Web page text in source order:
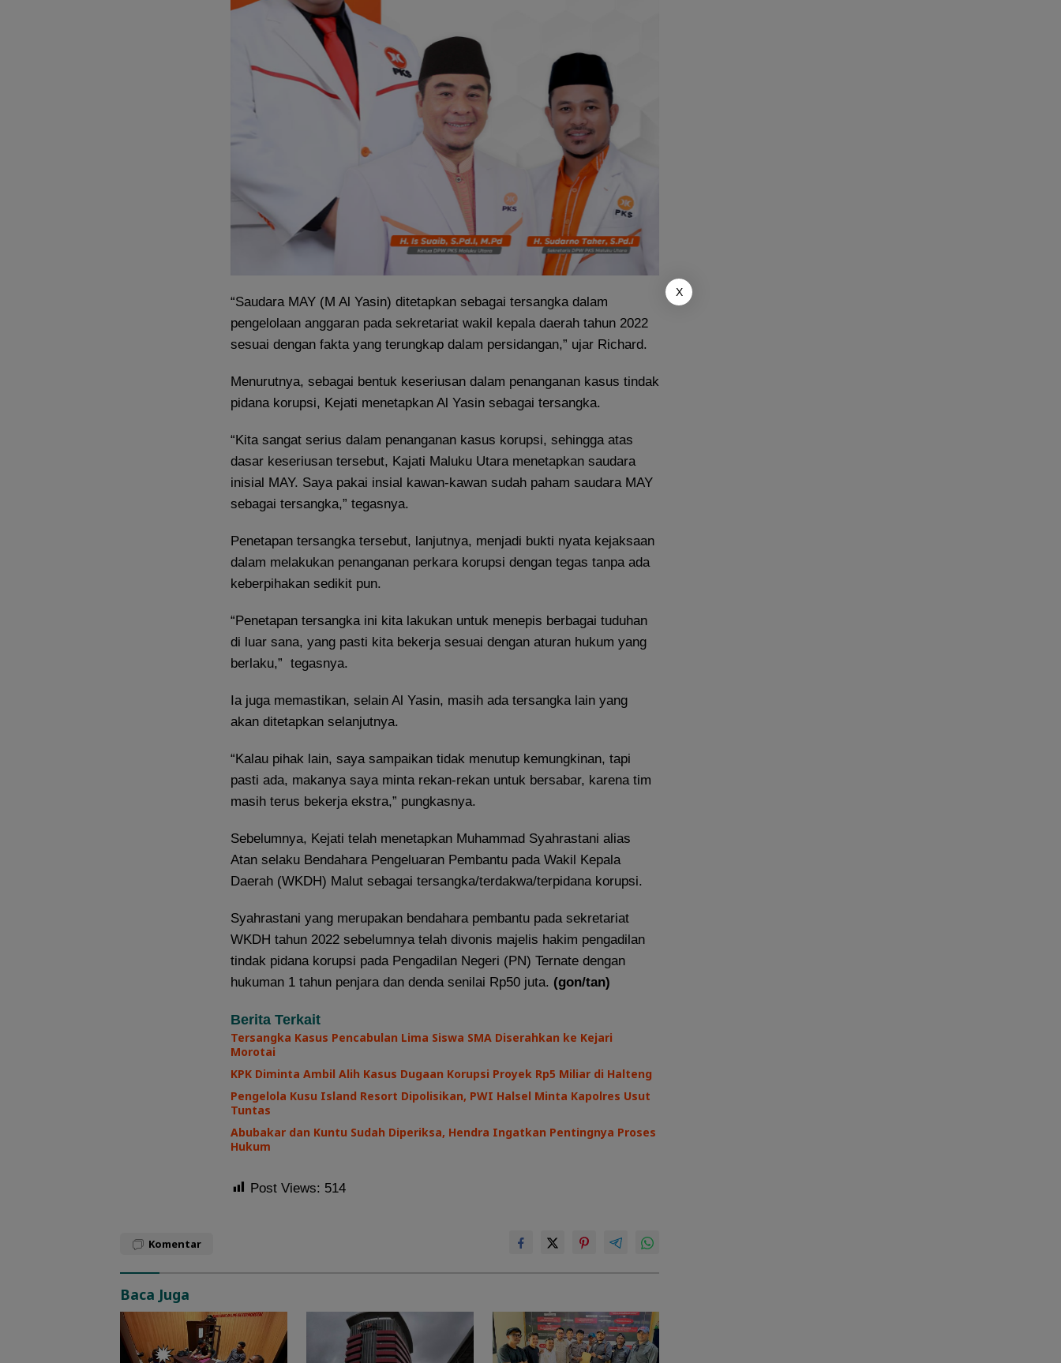
“Saudara MAY (M Al Yasin) ditetapkan sebagai tersangka dalam
pengelolaan anggaran pada sekretariat wakil kepala daerah tahun 2022
sesuai dengan fakta yang terungkap dalam persidangan,” ujar Richard.
Menurutnya, sebagai bentuk keseriusan dalam penanganan kasus tindak
pidana korupsi, Kejati menetapkan Al Yasin sebagai tersangka.
“Kita sangat serius dalam penanganan kasus korupsi, sehingga atas
dasar keseriusan tersebut, Kajati Maluku Utara menetapkan saudara
inisial MAY. Saya pakai insial kawan-kawan sudah paham saudara MAY
sebagai tersangka,” tegasnya.
Penetapan tersangka tersebut, lanjutnya, menjadi bukti nyata kejaksaan
dalam melakukan penanganan perkara korupsi dengan tegas tanpa ada
keberpihakan sedikit pun.
“Penetapan tersangka ini kita lakukan untuk menepis berbagai tuduhan
di luar sana, yang pasti kita bekerja sesuai dengan aturan hukum yang
berlaku,” tegasnya.
Ia juga memastikan, selain Al Yasin, masih ada tersangka lain yang
akan ditetapkan selanjutnya.
“Kalau pihak lain, saya sampaikan tidak menutup kemungkinan, tapi
pasti ada, makanya saya minta rekan-rekan untuk bersabar, karena tim
masih terus bekerja ekstra,” pungkasnya.
Sebelumnya, Kejati telah menetapkan Muhammad Syahrastani alias
Atan selaku Bendahara Pengeluaran Pembantu pada Wakil Kepala
Daerah (WKDH) Malut sebagai tersangka/terdakwa/terpidana korupsi.
Syahrastani yang merupakan bendahara pembantu pada sekretariat
WKDH tahun 2022 sebelumnya telah divonis majelis hakim pengadilan
tindak pidana korupsi pada Pengadilan Negeri (PN) Ternate dengan
hukuman 1 tahun penjara dan denda senilai Rp50 juta. (gon/tan)
Berita Terkait
Tersangka Kasus Pencabulan Lima Siswa SMA Diserahkan ke Kejari
Morotai
KPK Diminta Ambil Alih Kasus Dugaan Korupsi Proyek Rp5 Miliar di Halteng
Pengelola Kusu Island Resort Dipolisikan, PWI Halsel Minta Kapolres Usut
Tuntas
Abubakar dan Kuntu Sudah Diperiksa, Hendra Ingatkan Pentingnya Proses
Hukum
Post Views: 514
Komentar
Baca Juga
X